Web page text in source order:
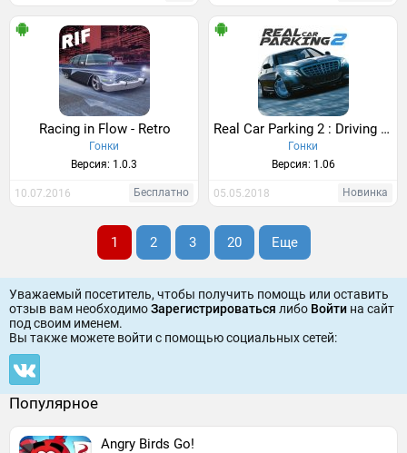
Racing in Flow - Retro
Гонки
Версия: 1.0.3
10.07.2016 Бесплатно
Real Car Parking 2 : Driving School 2018
Гонки
Версия: 1.06
05.05.2018 Новинка
1 2 3 20 Еще
Уважаемый посетитель, чтобы получить помощь или оставить
отзыв вам необходимоЗарегистрироваться либо Войти на сайт
под своим именем.
Вы также можете войти c помощью социальных сетей:
Популярное
Angry Birds Go!